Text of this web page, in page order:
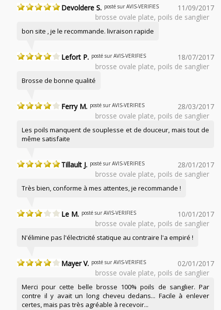
Devoldere S. posté sur AVIS-VERIFIES
11/09/2017
brosse ovale plate, poils de sanglier
bon site , je le recommande. livraison rapide
Lefort P. posté sur AVIS-VERIFIES
18/07/2017
brosse ovale plate, poils de sanglier
Brosse de bonne qualité
Ferry M. posté sur AVIS-VERIFIES
28/03/2017
brosse ovale plate, poils de sanglier
Les poils manquent de souplesse et de douceur, mais tout de
même satisfaite
Tillault J. posté sur AVIS-VERIFIES
28/01/2017
brosse ovale plate, poils de sanglier
Très bien, conforme à mes attentes, je recommande !
Le M. posté sur AVIS-VERIFIES
10/01/2017
brosse ovale plate, poils de sanglier
N'élimine pas l'électricité statique au contraire l'a empiré !
Mayer V. posté sur AVIS-VERIFIES
02/01/2017
brosse ovale plate, poils de sanglier
Merci pour cette belle brosse 100% poils de sanglier. Par
contre il y avait un long cheveu dedans... Facile à enlever
certes, mais pas très agréable à recevoir...